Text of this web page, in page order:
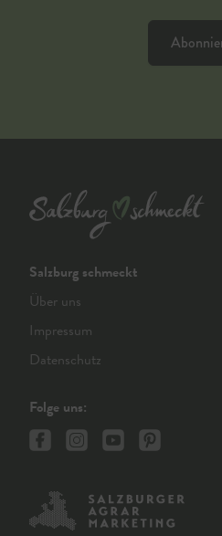
Salzburg schmeckt
Über uns
Impressum
Datenschutz
Folge uns: